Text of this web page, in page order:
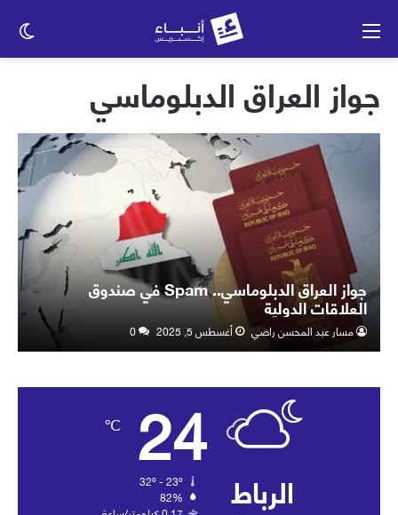
جواز العراق الدبلوماسي
جواز العراق الدبلوماسي.. Spam في صندوق
العلاقات الدولية
مسار عبد المحسن راضي أغسطس 5, 2025 0
الرباط
24
℃
82%